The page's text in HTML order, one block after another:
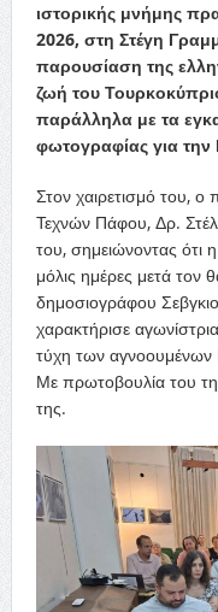
ιστορικής μνήμης
2026, στη Στέγη
παρουσίαση της
ζωή του
παράλληλα με τα
φωτογραφίας για
Στον χαιρετισμό του,
Τεχνών Πάφου, Δρ.
του, σημειώνοντας ότι
μόλις ημέρες μετά τον
δημοσιογράφου
χαρακτήρισε
τύχη των αγνοουμένων
Με πρωτοβουλία του
της.